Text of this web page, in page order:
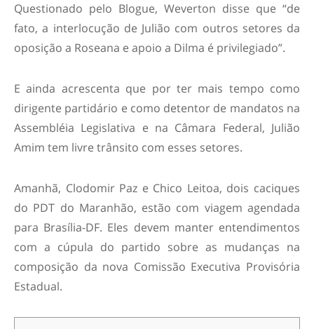
Questionado pelo Blogue, Weverton disse que “de
fato, a interlocução de Julião com outros setores da
oposição a Roseana e apoio a Dilma é privilegiado”.
E ainda acrescenta que por ter mais tempo como
dirigente partidário e como detentor de mandatos na
Assembléia Legislativa e na Câmara Federal, Julião
Amim tem livre trânsito com esses setores.
Amanhã, Clodomir Paz e Chico Leitoa, dois caciques
do PDT do Maranhão, estão com viagem agendada
para Brasília-DF. Eles devem manter entendimentos
com a cúpula do partido sobre as mudanças na
composição da nova Comissão Executiva Provisória
Estadual.